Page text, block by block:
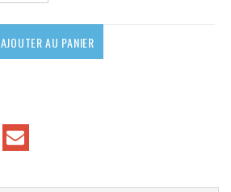
à
339,00€
AJOUTER AU PANIER